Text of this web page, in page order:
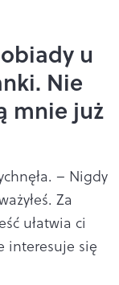
u
Nie
mnie już
– Nigdy
Za
ułatwia ci
interesuje się